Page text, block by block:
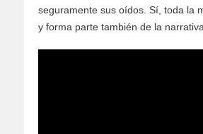
seguramente sus oídos. Sí, toda la
y forma parte también de la narrativa.